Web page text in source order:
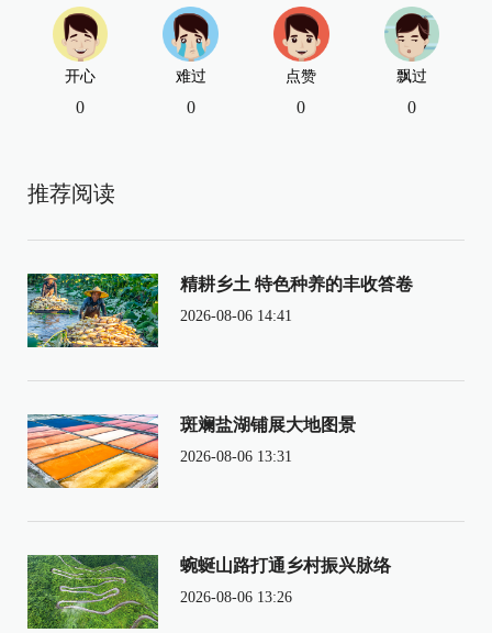
开心
0
难过
0
点赞
0
飘过
0
推荐阅读
精耕乡土 特色种养的丰收答卷
2026-08-06 14:41
斑斓盐湖铺展大地图景
2026-08-06 13:31
蜿蜒山路打通乡村振兴脉络
2026-08-06 13:26